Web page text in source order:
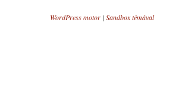
WordPress motor | Sandbox témával